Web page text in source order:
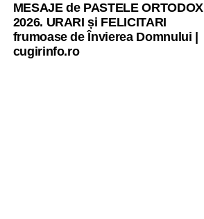
MESAJE de PASTELE ORTODOX
2026. URARI și FELICITARI
frumoase de Învierea Domnului |
cugirinfo.ro